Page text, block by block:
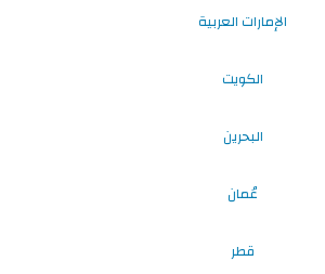
الإمارات العربية
الكويت
البحرين
عُمان
قطر